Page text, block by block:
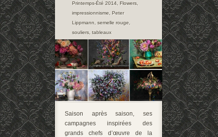
Printemps-Été 2014 Flowers
impressionnisme
Peter
Lippmann semelle rouge
souliers tableaux
Saison après saison, ses
campagnes inspirées des
grands chefs d’œuvre de la